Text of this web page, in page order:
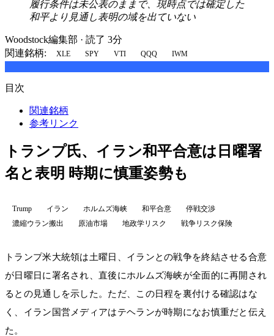
履行条件は未公表のままで、現時点では確定した
和平より見通し表明の域を出ていない
Woodstock編集部 · 読了 3分
関連銘柄:
XLE SPY VTI QQQ IWM
目次
関連銘柄
参考リンク
トランプ氏、イラン和平合意は日曜署
名と表明 時期に慎重姿勢も
Trump イラン ホルムズ海峡 和平合意
停戦交渉
濃縮ウラン搬出
原油市場 地政学リスク 戦争リスク保険
トランプ米大統領は土曜日、イランとの戦争を終結させる合意
が日曜日に署名され、直後にホルムズ海峡が全面的に再開され
るとの見通しを示した。ただ、この日程を裏付ける確認はな
く、イラン国営メディアはテヘランが時期になお慎重だと伝え
た。